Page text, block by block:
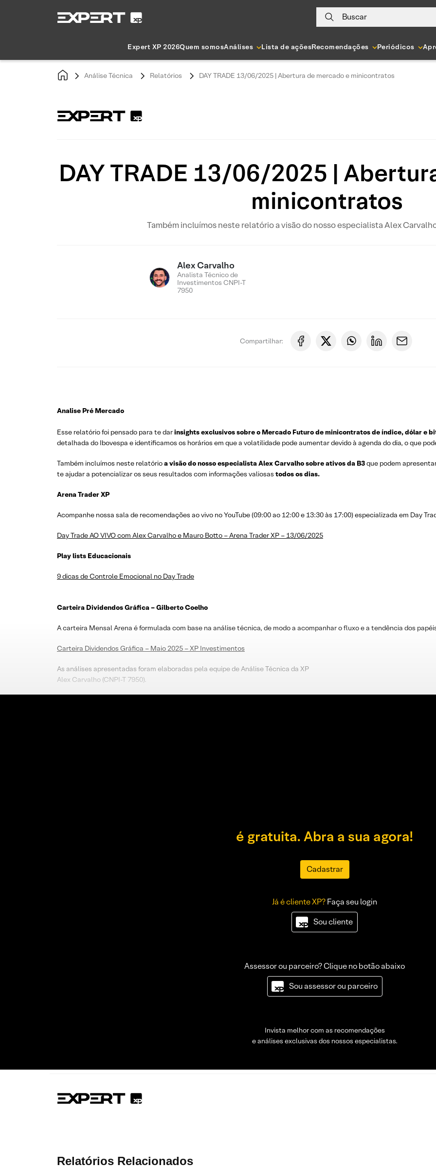
Buscar
Expert XP 2026Quem somosAnálises Lista de açõesRecomendações Periódicos
Análise Técnica Relatórios DAY TRADE 13/06/2025 | Abertura de mercado e minicontratos
DAY TRADE 13/06/2025 |
minicontratos
Também incluímos neste relatório a visão do nosso especialista Alex
Alex Carvalho
Analista Técnico de
Investimentos CNPI-T
7950
Compartilhar:
Analise Pré Mercado
Esse relatório foi pensado para te darinsights exclusivos sobre o Mercado Futuro de minicontratos de índice, dólar e
detalhada do Ibovespa e identificamos os horários em que a volatilidade pode aumentar devido à agenda do dia, o que
Também incluímos neste relatórioa visão do nosso especialista Alex Carvalho sobre ativos da B3que podem
te ajudar a potencializar os seus resultados com informações valiosas todos os dias.
Arena Trader XP
Acompanhe nossa sala de recomendações ao vivo no YouTube (09:00 ao 12:00 e 13:30 às 17:00) especializada em Day
Day Trade AO VIVO com Alex Carvalho e Mauro Botto – Arena Trader XP – 13/06/2025
Play lists Educacionais
9 dicas de Controle Emocional no Day Trade
Carteira Dividendos Gráfica – Gilberto Coelho
A carteira Mensal Arena é formulada com base na análise técnica, de modo a acompanhar o fluxo e a tendência dos
Carteira Dividendos Gráfica – Maio 2025 – XP Investimentos
As análises apresentadas foram elaboradas pela equipe de Análise Técnica da XP
Alex Carvalho (CNPI-T 7950).
é gratuita. Abra a sua agora!
Cadastrar
Já é cliente XP?Faça seu login
Sou cliente
Assessor ou parceiro? Clique no botão abaixo
Sou assessor ou parceiro
Invista melhor com as recomendações
e análises exclusivas dos nossos especialistas.
Relatórios Relacionados